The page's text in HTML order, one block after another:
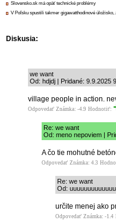
Slovensko.sk má opäť technické problémy
V Poľsku spustili takmer gigawatthodinové úložisko,
Diskusia:
we want
Od: hdjdj | Pridané: 9.9.2025
village people in action.
Odpovedať Známka: -4.9 Hodnotiť:
Re: we want
Od: meno nepoviem |
A čo tie mohutné
Odpovedať Známka: 4.3
Re: we want
Od:
určite menej ako
Odpovedať Známka: -1.4